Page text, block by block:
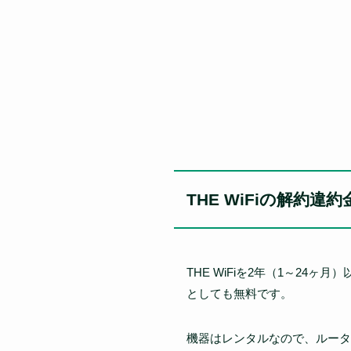
THE WiFiの解約違約
THE WiFiを2年（1～24ヶ月）
としても無料です。
機器はレンタルなので、ルー